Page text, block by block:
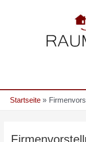
Startseite